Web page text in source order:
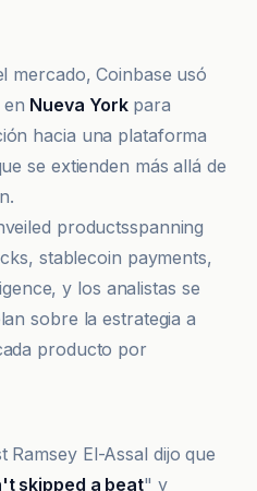
mercado, Coinbase usó
Nueva Yorkpara
hacia una plataforma
se extienden más allá de
productsspanning
stablecoin payments,
y los analistas se
sobre la estrategia a
producto por
Ramsey El-Assal dijo que
skipped a beat" y